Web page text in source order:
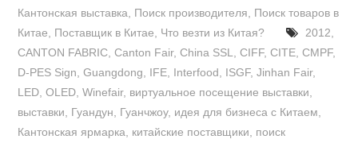
Кантонская выставка
Поиск производителя
Поиск товаров в
Китае
Поставщик в Китае Что везти из Китая? 2012
CANTON FABRIC ,Canton Fair,China SSL ,CIFF,CITE ,CMPF,
D-PES Sign ,Guangdong IFE Interfood ISGF,Jinhan Fair,
LED ,OLED ,Winefair, виртуальное посещение выставки
выставки
Гуандун Гуанчжоу, идея для бизнеса с Китаем
Кантонская ярмарка
китайские поставщики
поиск